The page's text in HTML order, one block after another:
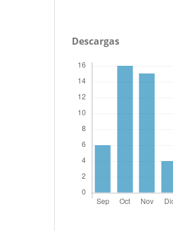
Descargas